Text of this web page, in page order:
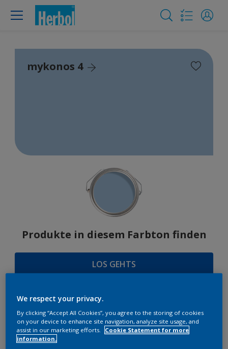
mykonos 4
Produkte in diesem Farbton finden
LOS GEHTS
FARBAUSWAHL
We respect your privacy.
By clicking “Accept All Cookies”, you agree to the storing of cookies
on your device to enhance site navigation, analyze site usage, and
assist in our marketing efforts.
Cookie Statement for more
information.